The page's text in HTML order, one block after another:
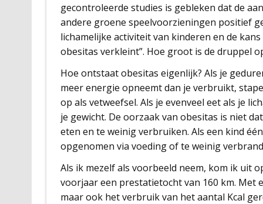
gecontroleerde studies is gebleken dat de
andere groene speelvoorzieningen positief
lichamelijke activiteit van kinderen en de
obesitas verkleint”. Hoe groot is de druppel
Hoe ontstaat obesitas eigenlijk? Als je
meer energie opneemt dan je verbruikt,
op als vetweefsel. Als je evenveel eet als je
je gewicht. De oorzaak van obesitas is niet
eten en te weinig verbruiken. Als een kind
opgenomen via voeding of te weinig
Als ik mezelf als voorbeeld neem, kom ik uit
voorjaar een prestatietocht van 160 km.
maar ook het verbruik van het aantal Kcal